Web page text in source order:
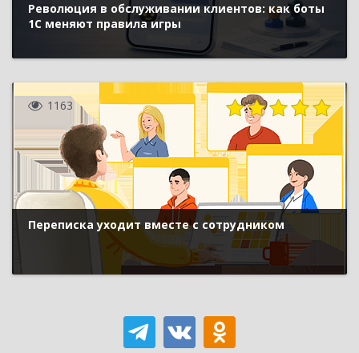
Революция в обслуживании клиентов: как боты
1С меняют правила игры
1163
Переписка уходит вместе с сотрудником